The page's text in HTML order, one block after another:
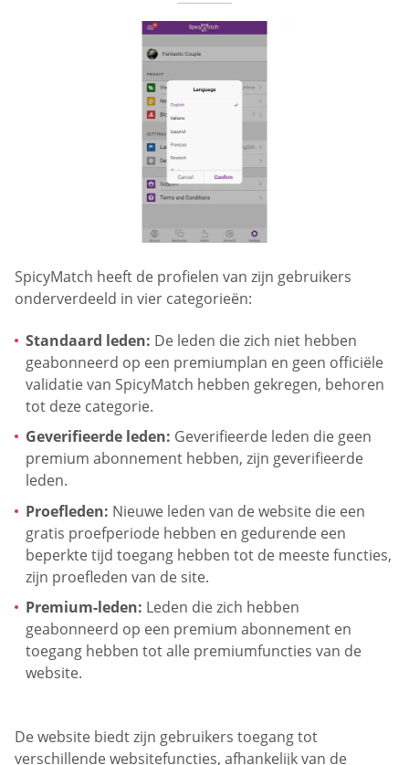
SpicyMatch heeft de profielen van zijn gebruikers
onderverdeeld in vier categorieën:
Standaard leden: De leden die zich niet hebben
geabonneerd op een premiumplan en geen officiële
validatie van SpicyMatch hebben gekregen, behoren
tot deze categorie.
Geverifieerde leden: Geverifieerde leden die geen
premium abonnement hebben, zijn geverifieerde
leden.
Proefleden: Nieuwe leden van de website die een
gratis proefperiode hebben en gedurende een
beperkte tijd toegang hebben tot de meeste functies,
zijn proefleden van de site.
Premium-leden: Leden die zich hebben
geabonneerd op een premium abonnement en
toegang hebben tot alle premiumfuncties van de
website.
De website biedt zijn gebruikers toegang tot
verschillende websitefuncties, afhankelijk van de